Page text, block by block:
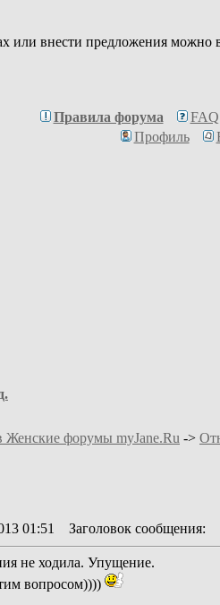
или внести предложения можно
Правила форума
FAQ
Профиль
форумы myJane.Ru ->
01:51 Заголовок сообщения:
не ходила. Упущение.
вопросом))))